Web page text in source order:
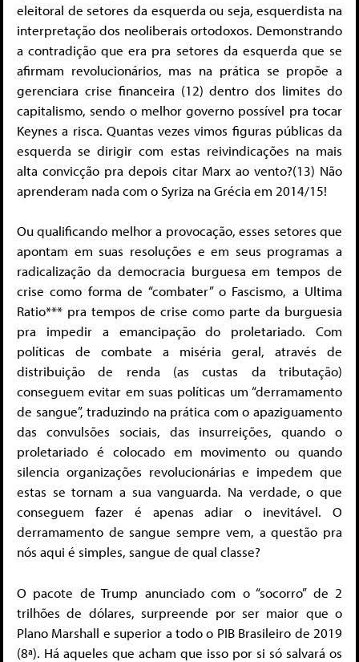
eleitoral de setores da esquerda ou seja, esquerdista na
interpretação dos neoliberais ortodoxos. Demonstrando
a contradição que era pra setores da esquerda que se
afirmam revolucionários, mas na prática se propõe a
gerenciara crise financeira (12) dentro dos limites do
capitalismo, sendo o melhor governo possível pra tocar
Keynes a risca. Quantas vezes vimos figuras públicas da
esquerda se dirigir com estas reivindicações na mais
alta convicção pra depois citar Marx ao vento?(13) Não
aprenderam nada com o Syriza na Grécia em 2014/15!
Ou qualificando melhor a provocação, esses setores que
apontam em suas resoluções e em seus programas a
radicalização da democracia burguesa em tempos de
crise como forma de “combater” o Fascismo, a Ultima
Ratio*** pra tempos de crise como parte da burguesia
pra impedir a emancipação do proletariado. Com
políticas de combate a miséria geral, através de
distribuição de renda (as custas da tributação)
conseguem evitar em suas políticas um “derramamento
de sangue”, traduzindo na prática com o apaziguamento
das convulsões sociais, das insurreições, quando o
proletariado é colocado em movimento ou quando
silencia organizações revolucionárias e impedem que
estas se tornam a sua vanguarda. Na verdade, o que
conseguem fazer é apenas adiar o inevitável. O
derramamento de sangue sempre vem, a questão pra
nós aqui é simples, sangue de qual classe?
O pacote de Trump anunciado com o “socorro” de 2
trilhões de dólares, surpreende por ser maior que o
Plano Marshall e superior a todo o PIB Brasileiro de 2019
(8ª). Há aqueles que acham que isso por si só salvará os